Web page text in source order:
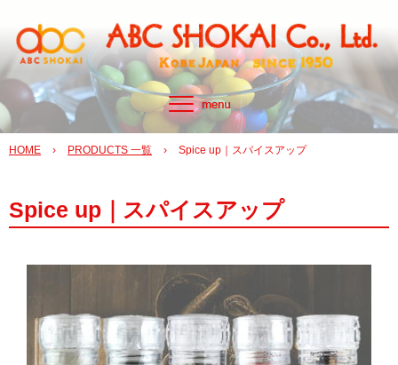
HOME › PRODUCTS 一覧 › Spice up｜スパイスアップ
Spice up｜スパイスアップ